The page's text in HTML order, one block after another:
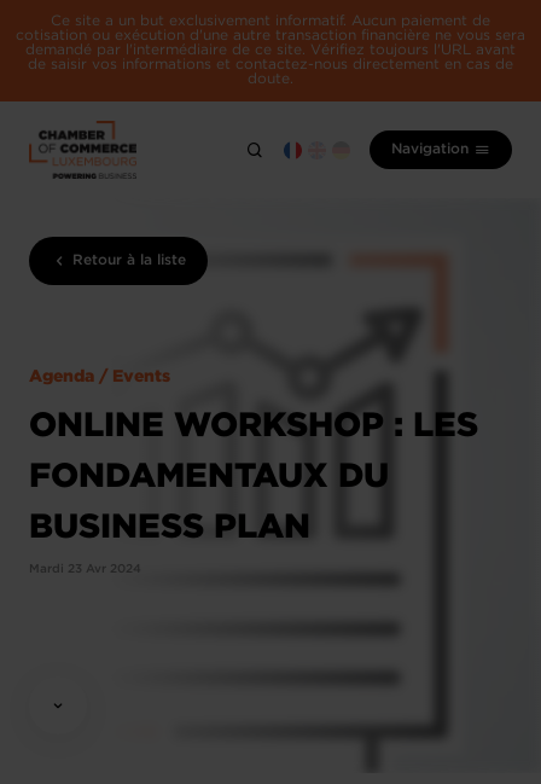
Ce site a un but exclusivement informatif. Aucun paiement de
cotisation ou exécution d'une autre transaction financière ne vous sera
demandé par l'intermédiaire de ce site. Vérifiez toujours l'URL avant
de saisir vos informations et contactez-nous directement en cas de
doute.
Navigation
Retour à la liste
Agenda / Events
ONLINE WORKSHOP : LES
FONDAMENTAUX DU
BUSINESS PLAN
Mardi 23 Avr 2024